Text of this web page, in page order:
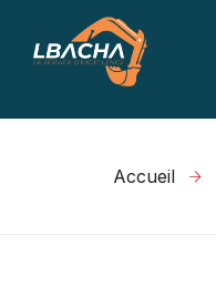
Accueil